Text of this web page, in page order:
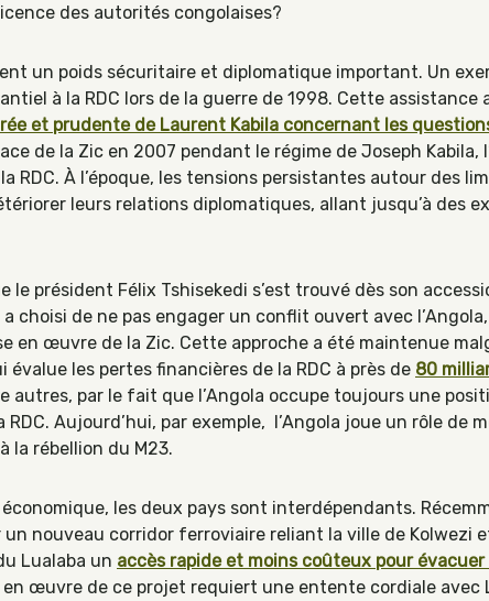
des autorités congolaises?
un poids sécuritaire et diplomatique important. Un
à la RDC lors de la guerre de 1998. Cette
et prudente de Laurent Kabila concernant les
de la Zic en 2007 pendant le régime de Joseph Kabila,
RDC. À l’époque, les tensions persistantes autour des
leurs relations diplomatiques, allant jusqu’à des
le président Félix Tshisekedi s’est trouvé dès son
a choisi de ne pas engager un conflit ouvert avec
en œuvre de la Zic. Cette approche a été maintenue
évalue les pertes financières de la RDC à près de 80
autres, par le fait que l’Angola occupe toujours une
Aujourd’hui, par exemple, l’Angola joue un rôle de
la rébellion du M23.
les deux pays sont interdépendants.
nouveau corridor ferroviaire reliant la ville de Kolwezi
Lualaba un accès rapide et moins coûteux pour
en œuvre de ce projet requiert une entente cordiale avec